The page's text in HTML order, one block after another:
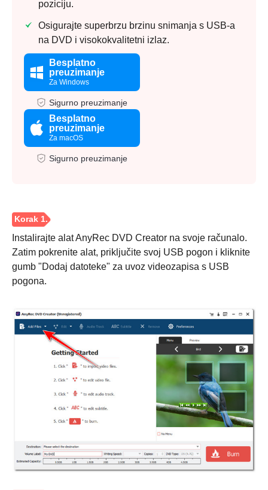
poziciju.
Osigurajte superbrzu brzinu snimanja s USB-a
na DVD i visokokvalitetni izlaz.
Besplatno
preuzimanje
Za Windows
Sigurno preuzimanje
Besplatno
preuzimanje
Za macOS
Sigurno preuzimanje
Instalirajte alat AnyRec DVD Creator na svoje računalo.
Zatim pokrenite alat, priključite svoj USB pogon i kliknite
gumb "Dodaj datoteke" za uvoz videozapisa s USB
pogona.